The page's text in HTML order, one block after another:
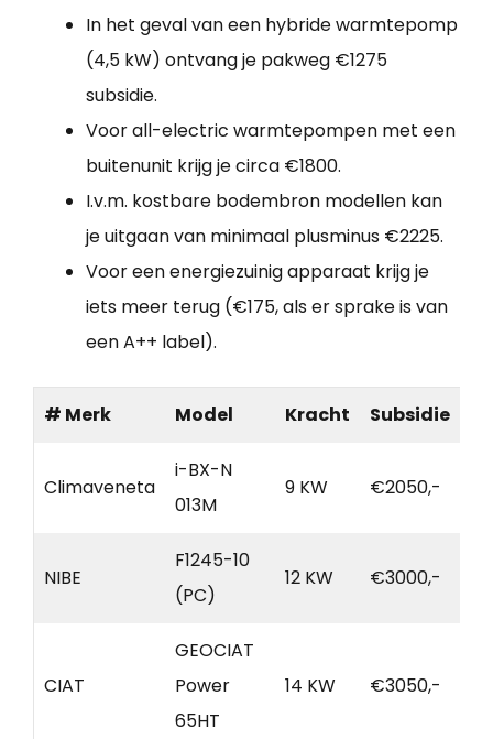
In het geval van een hybride warmtepomp
(4,5 kW) ontvang je pakweg €1275
subsidie.
Voor all-electric warmtepompen met een
buitenunit krijg je circa €1800.
I.v.m. kostbare bodembron modellen kan
je uitgaan van minimaal plusminus €2225.
Voor een energiezuinig apparaat krijg je
iets meer terug (€175, als er sprake is van
een A++ label).
# Merk Model Kracht Subsidie
Climaveneta
i-BX-N
013M
9 KW €2050,-
NIBE
F1245-10
(PC)
12 KW €3000,-
CIAT
GEOCIAT
Power
65HT
14 KW €3050,-